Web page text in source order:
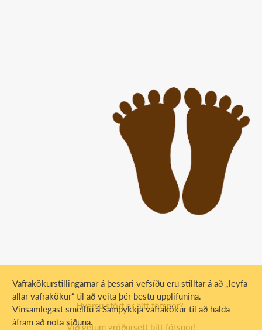
Hversu stórt er þitt fótspor?
Við getum gróðursett þitt fótspor!
Vafrakökurstillingarnar á þessari vefsíðu eru stilltar á að „leyfa
allar vafrakökur“ til að veita þér bestu upplifunina.
Vinsamlegast smelltu á Samþykkja vafrakökur til að halda
áfram að nota síðuna.